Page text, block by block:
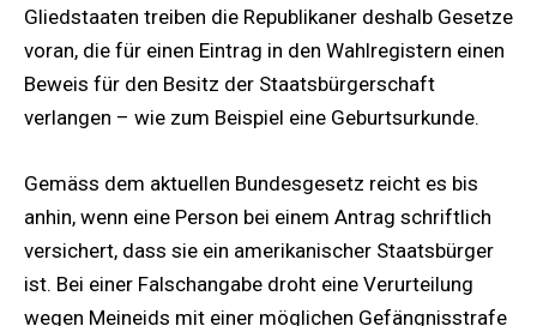
Gliedstaaten treiben die Republikaner deshalb Gesetze
voran, die für einen Eintrag in den Wahlregistern einen
Beweis für den Besitz der Staatsbürgerschaft
verlangen – wie zum Beispiel eine Geburtsurkunde.
Gemäss dem aktuellen Bundesgesetz reicht es bis
anhin, wenn eine Person bei einem Antrag schriftlich
versichert, dass sie ein amerikanischer Staatsbürger
ist. Bei einer Falschangabe droht eine Verurteilung
wegen Meineids mit einer möglichen Gefängnisstrafe